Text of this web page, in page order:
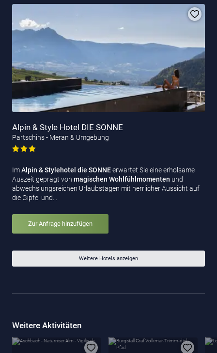
Alpin & Style Hotel DIE SONNE
Partschins - Meran & Umgebung
ImAlpin & Stylehotel die SONNEerwartet Sie eine erholsame
Auszeit geprägt von magischen Wohlfühlmomenten und
abwechslungsreichen Urlaubstagen mit herrlicher Aussicht auf
die Gipfel und…
Zur Anfrage hinzufügen
Weitere Hotels anzeigen
Weitere Aktivitäten